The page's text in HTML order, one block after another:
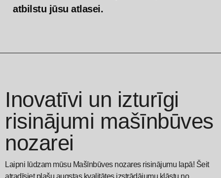
atbilstu jūsu atlasei.
Inovatīvi un izturīgi
risinājumi mašīnbūves
nozarei
Laipni lūdzam mūsu Mašīnbūves nozares risinājumu lapā! Šeit
atradīsiet plašu augstas kvalitātes izstrādājumu klāstu no